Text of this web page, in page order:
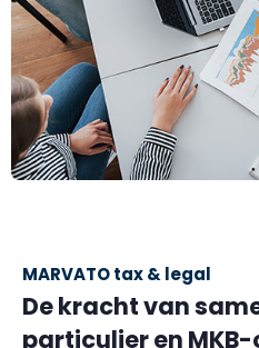
MARVATO tax & legal
De kracht van
particulier en